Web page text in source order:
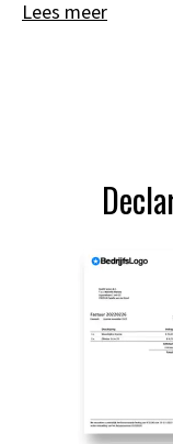
Lees meer